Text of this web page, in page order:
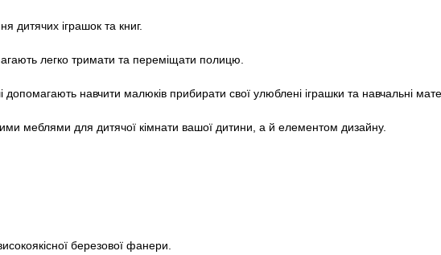
дитячих іграшок та книг.
легко тримати та переміщати полицю.
навчити малюків прибирати свої улюблені іграшки та навчальні
меблями для дитячої кімнати вашої дитини, а й елементом дизайну.
березової фанери.